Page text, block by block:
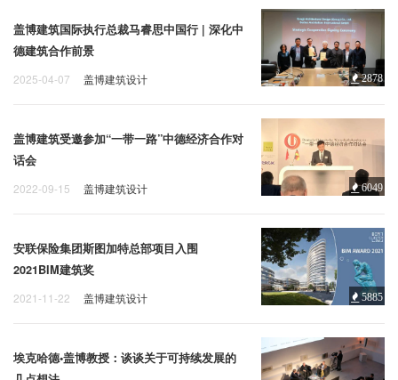
盖博建筑国际执行总裁马睿思中国行 | 深化中
德建筑合作前景
2025-04-07 盖博建筑设计 2878
盖博建筑受邀参加“一带一路”中德经济合作对
话会
2022-09-15 盖博建筑设计 6049
安联保险集团斯图加特总部项目入围
2021BIM建筑奖
2021-11-22 盖博建筑设计 5885
埃克哈德•盖博教授：谈谈关于可持续发展的